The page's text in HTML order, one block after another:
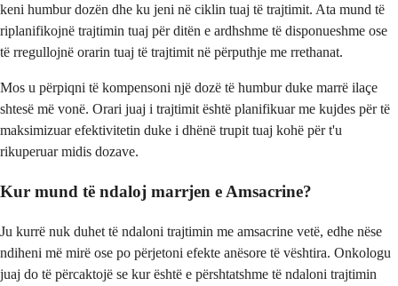
keni humbur dozën dhe ku jeni në ciklin tuaj të trajtimit. Ata mund të
riplanifikojnë trajtimin tuaj për ditën e ardhshme të disponueshme ose
të rregullojnë orarin tuaj të trajtimit në përputhje me rrethanat.
Mos u përpiqni të kompensoni një dozë të humbur duke marrë ilaçe
shtesë më vonë. Orari juaj i trajtimit është planifikuar me kujdes për të
maksimizuar efektivitetin duke i dhënë trupit tuaj kohë për t'u
rikuperuar midis dozave.
Kur mund të ndaloj marrjen e Amsacrine?
Ju kurrë nuk duhet të ndaloni trajtimin me amsacrine vetë, edhe nëse
ndiheni më mirë ose po përjetoni efekte anësore të vështira. Onkologu
juaj do të përcaktojë se kur është e përshtatshme të ndaloni trajtimin